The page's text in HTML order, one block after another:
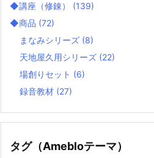
◆講座（修錬） (139)
◆商品 (72)
まなみシリーズ (8)
天地屋久用シリーズ (22)
場創りセット (6)
録音教材 (27)
タグ（Amebloテーマ）